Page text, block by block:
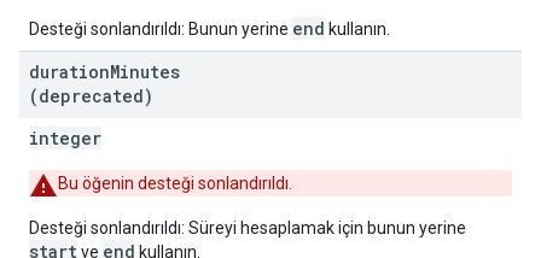
Desteği sonlandırıldı: Bunun yerine end kullanın.
durationMinutes
(deprecated)
integer
Bu öğenin desteği sonlandırıldı.
Desteği sonlandırıldı: Süreyi hesaplamak için bunun yerine
startve end kullanın.